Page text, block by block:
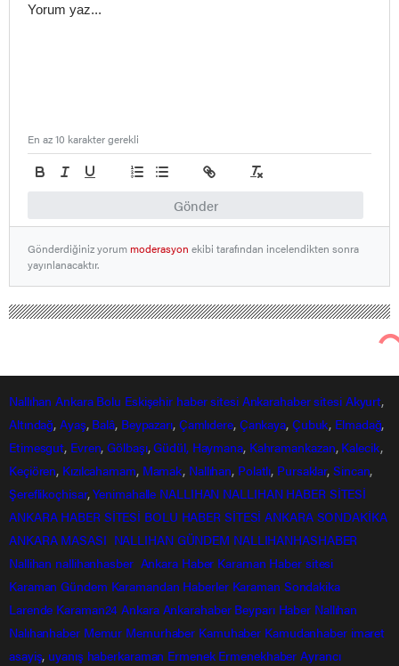
Gönder
En az 10 karakter gerekli
Gönderdiğiniz yorummoderasyon ekibi tarafından incelendikten sonra
yayınlanacaktır.
Nallıhan Ankara Bolu Eskişehir haber sitesi Ankarahabersitesi Akyurt,
Altındağ,Ayaş, Balâ, Beypazarı, Çamlıdere, Çankaya, Çubuk, Elmadağ,
Etimesgut, Evren,Gölbaşı,Güdül, Haymana, Kahramankazan, Kalecik,
Keçiören, Kızılcahamam, Mamak, Nallıhan, Polatlı, Pursaklar,Sincan,
Şereflikoçhisar,Yenimahalle NALLIHAN NALLIHAN HABER SİTESİ
ANKARA HABER SİTESİ BOLU HABER SİTESİ ANKARA SONDAKİKA
ANKARA MASASI NALLIHAN GÜNDEM NALLIHANHASHABER
Nallihan nallihanhasber Ankara Haber Karaman Haber sitesi
Karaman Gündem Karamandan Haberler Karaman Sondakika
Larende Karaman24 Ankara Ankarahaber Beyparı Haber Nallıhan
Nalıhanhaber Memur Memurhaber Kamuhaber Kamudanhaber imaret
asayiş, uyanış haberkaraman Ermenek Ermenekhaber Ayrancı